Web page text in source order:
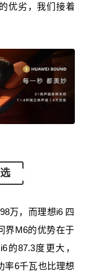
优劣，我们接着
万，而理想i6 四
界M6的优势在于
的87.3度更大，
率6千瓦也比理想